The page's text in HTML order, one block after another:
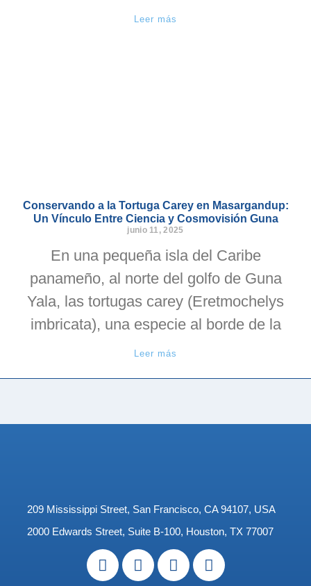
Leer más
Conservando a la Tortuga Carey en Masargandup:
Un Vínculo Entre Ciencia y Cosmovisión Guna
junio 11, 2025
En una pequeña isla del Caribe
panameño, al norte del golfo de Guna
Yala, las tortugas carey (Eretmochelys
imbricata), una especie al borde de la
Leer más
209 Mississippi Street, San Francisco, CA 94107, USA
2000 Edwards Street, Suite B-100, Houston, TX 77007